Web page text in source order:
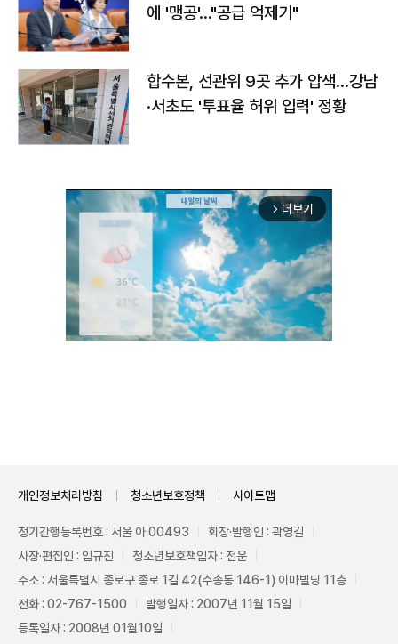
에 '맹공'…"공급 억제기"
합수본, 선관위 9곳 추가 압색…강남
·서초도 '투표율 허위 입력' 정황
arrow_forward_ios 더보기
개인정보처리방침 청소년보호정책 사이트맵
정기간행등록번호 : 서울 아 00493
회장·발행인 : 곽영길
사장·편집인 : 임규진
청소년보호책임자 : 전운
주소 : 서울특별시 종로구 종로 1길 42(수송동 146-1) 이마빌딩 11층
전화 : 02-767-1500
발행일자 : 2007년 11월 15일
등록일자 : 2008년 01월10일